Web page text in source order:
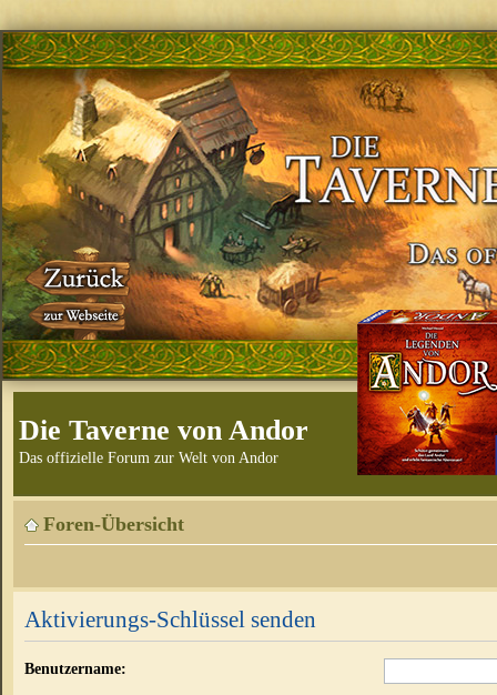
Die Taverne von Andor
Das offizielle Forum zur Welt von Andor
Foren-Übersicht
Aktivierungs-Schlüssel senden
Benutzername: